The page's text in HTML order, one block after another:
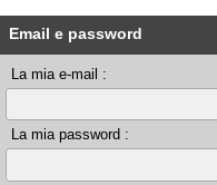
Email e password
La mia e-mail :
La mia password :